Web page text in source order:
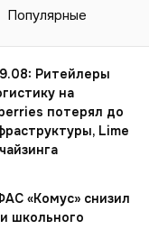
Популярные
Ритейлеры
на
потерял до
Lime
«Комус» снизил
школьного